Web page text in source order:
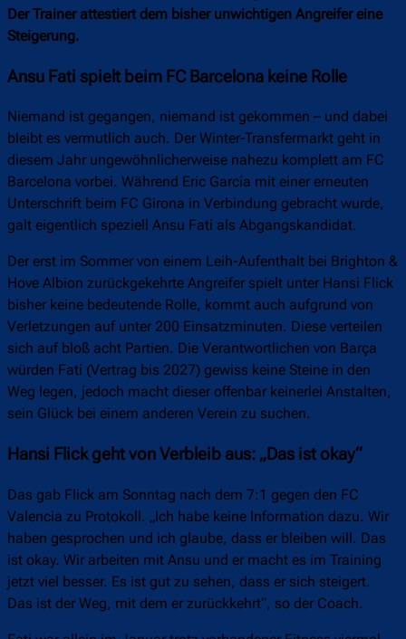
Der Trainer attestiert dem bisher unwichtigen Angreifer eine
Steigerung.
Ansu Fati spielt beim FC Barcelona keine Rolle
Niemand ist gegangen, niemand ist gekommen – und dabei
bleibt es vermutlich auch. Der Winter-Transfermarkt geht in
diesem Jahr ungewöhnlicherweise nahezu komplett am FC
Barcelona vorbei. Während Eric García mit einer erneuten
Unterschrift beim FC Girona in Verbindung gebracht wurde,
galt eigentlich speziell Ansu Fati als Abgangskandidat.
Der erst im Sommer von einem Leih-Aufenthalt bei Brighton &
Hove Albion zurückgekehrte Angreifer spielt unter Hansi Flick
bisher keine bedeutende Rolle, kommt auch aufgrund von
Verletzungen auf unter 200 Einsatzminuten. Diese verteilen
sich auf bloß acht Partien. Die Verantwortlichen von Barça
würden Fati (Vertrag bis 2027) gewiss keine Steine in den
Weg legen, jedoch macht dieser offenbar keinerlei Anstalten,
sein Glück bei einem anderen Verein zu suchen.
Hansi Flick geht von Verbleib aus: „Das ist okay“
Das gab Flick am Sonntag nach dem 7:1 gegen den FC
Valencia zu Protokoll. „Ich habe keine Information dazu. Wir
haben gesprochen und ich glaube, dass er bleiben will. Das
ist okay. Wir arbeiten mit Ansu und er macht es im Training
jetzt viel besser. Es ist gut zu sehen, dass er sich steigert.
Das ist der Weg, mit dem er zurückkehrt“, so der Coach.